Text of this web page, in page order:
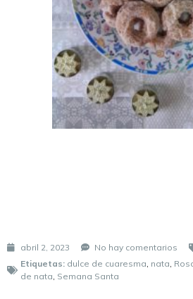
abril 2, 2023 No hay comentarios
Etiquetas: dulce de cuaresma, nata,
de nata, Semana Santa